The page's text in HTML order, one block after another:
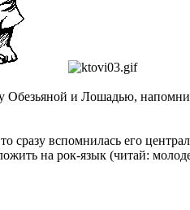
Обезьяной и Лошадью,
сразу вспомнилась его
на рок-язык (читай: